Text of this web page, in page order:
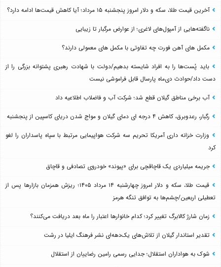
آخرین قیمت طلا، سکه و دلار امروز پنجشنبه ۱۵ مرداد؛ آیا کاهش قیمت‌ها ادامه دارد؟
ناگفته‌هایی از آمپول‌های لاغری؛ از عوارض مرگبار تا زیبایی
مکمل های آهن فورت چه تفاوتی با مکمل های معمولی دارند؟
باید پُست‌ها را به افراد شایسته بدهیم/دولت با شهادت رهبری پشتوانه بزرگی را از
دست داد/حوادث دی‌ماه پارسال قابل فراموشی نیست
آب برخی مناطق گیلان قطع شد؛ شرکت آب و فاضلاب اطلاعیه داد
رگبار، رعدوبرق، کاهش ۴ درجه ای دمای گیلان و مواج شدن دریای کاسپین از پنجشنبه
وزارت خزانه داری آمریکا تحریم سه شرکت هواپیمایی مرتبط با سپاه پاسداران را لغو
کرد
جریمه میلیاردی یک قاچاقچی برای «پیوند» خودروی تصادفی و قاچاق
قیمت طلا، سکه و دلار امروز چهارشنبه ۱۴ مرداد ۱۴۰۵؛ ریزش همزمان بازارها پس از
تعطیلی اربعین/چشم‌ها به توافق تنگه هرمز
زمان شارژ کالابرگ تغییر کرد؛ کدام خانوارها اعتبار را ماه بعد دریافت می‌کنند؟
تقدیر استاندار گیلان از تلاش‌های یک‌دهه‌ای نشر فرهنگ ایلیا در رشت
شوک به هواداران استقلال؛ جدایی رسمی رامین رضاییان از استقلال